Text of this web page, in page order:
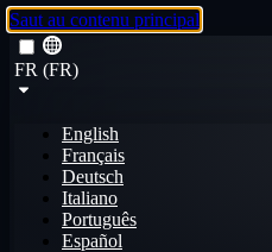
Saut au contenu principal
FR (FR)
English
Français
Deutsch
Italiano
Português
Español